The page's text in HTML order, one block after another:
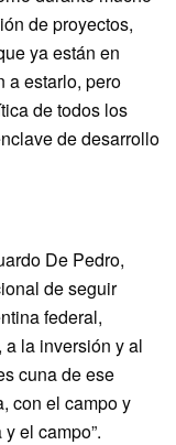
de proyectos,
ya están en
a estarlo, pero
de todos los
de desarrollo
De Pedro,
de seguir
federal,
la inversión y al
cuna de ese
con el campo y
el campo”.